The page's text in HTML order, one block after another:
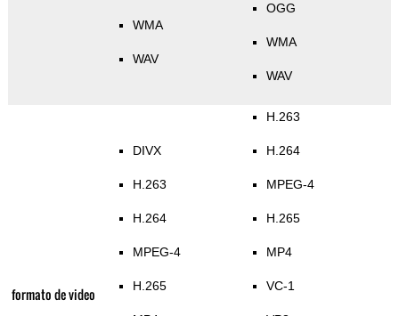
WMA
WAV
OGG
WMA
WAV
formato de video
DIVX
H.263
H.264
MPEG-4
H.265
H.263
H.264
MPEG-4
H.265
MP4
VC-1